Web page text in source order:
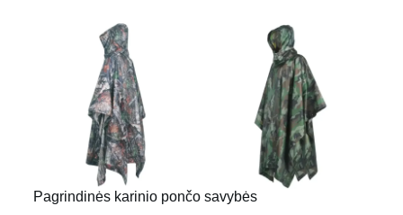
Pagrindinės karinio pončo savybės